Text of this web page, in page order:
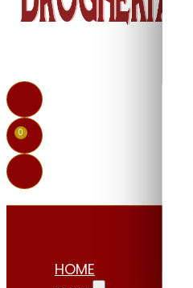
0
HOME